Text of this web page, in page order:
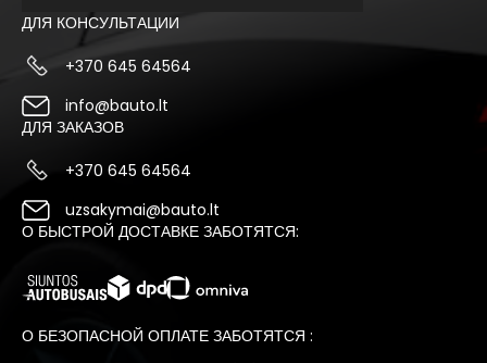
ДЛЯ КОНСУЛЬТАЦИИ
+370 645 64564
info@bauto.lt
ДЛЯ ЗАКАЗОВ
+370 645 64564
uzsakymai@bauto.lt
О БЫСТРОЙ ДОСТАВКЕ ЗАБОТЯТСЯ:
О БЕЗОПАСНОЙ ОПЛАТЕ ЗАБОТЯТСЯ :